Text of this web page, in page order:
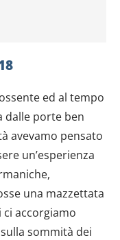
ed al tempo
dalle porte ben
avevamo pensato
un’esperienza
una mazzettata
ci accorgiamo
sommità dei